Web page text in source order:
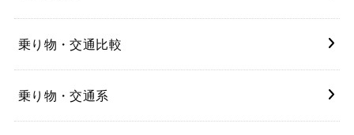
乗り物・交通比較
乗り物・交通系